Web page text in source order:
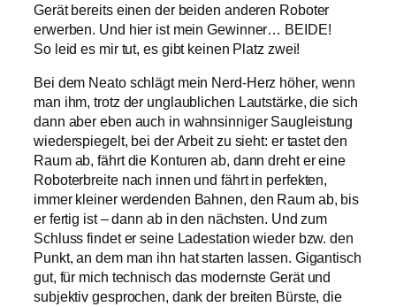
Gerät bereits einen der beiden anderen Roboter
erwerben. Und hier ist mein Gewinner… BEIDE!
So leid es mir tut, es gibt keinen Platz zwei!
Bei dem Neato schlägt mein Nerd-Herz höher, wenn
man ihm, trotz der unglaublichen Lautstärke, die sich
dann aber eben auch in wahnsinniger Saugleistung
wiederspiegelt, bei der Arbeit zu sieht: er tastet den
Raum ab, fährt die Konturen ab, dann dreht er eine
Roboterbreite nach innen und fährt in perfekten,
immer kleiner werdenden Bahnen, den Raum ab, bis
er fertig ist – dann ab in den nächsten. Und zum
Schluss findet er seine Ladestation wieder bzw. den
Punkt, an dem man ihn hat starten lassen. Gigantisch
gut, für mich technisch das modernste Gerät und
subjektiv gesprochen, dank der breiten Bürste, die